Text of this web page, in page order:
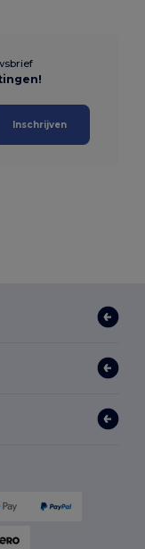
Inschrijven